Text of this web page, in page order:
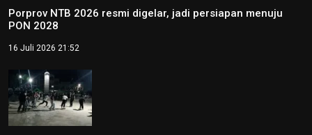
Porprov NTB 2026 resmi digelar, jadi persiapan menuju
PON 2028
16 Juli 2026 21:52